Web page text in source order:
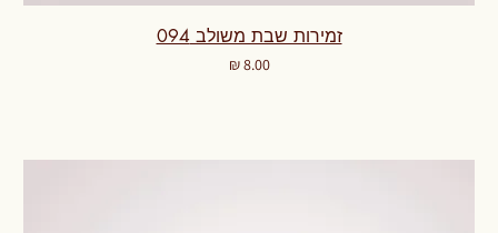
זמירות שבת משולב 094
מחיר‏8.00 ‏₪